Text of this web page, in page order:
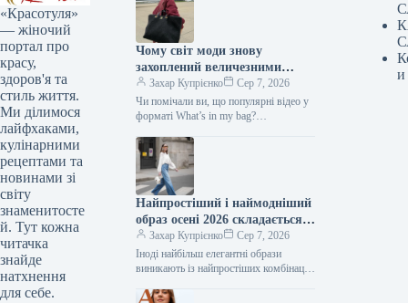
«Красотуля»
— жіночий
портал про
красу,
здоров'я та
стиль життя.
Ми ділимося
лайфхаками,
кулінарними
рецептами та
новинами зі
світу
знаменитосте
й. Тут кожна
читачка
знайде
натхнення
для себе.
Чому світ моди знову
захоплений величезними
сумками: від шоперів до
замшевих та мішкуватих
Захар Купрієнко
Сер 7, 2026
Чи помічали ви, що популярні відео у
форматі What’s in my bag?
своїх сумок усе…
Найпростіший і наймодніший
образ осені 2026 складається
всього з трьох елементів.
Захар Купрієнко
Сер 7, 2026
Іноді найбільш елегантні образи
виникають із найпростіших комбінацій.
на підборах – це одна з тих…
и